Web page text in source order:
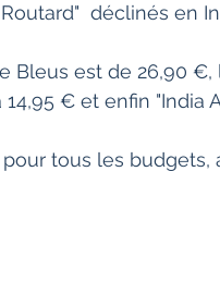
déclinés en
€ et enfin "India